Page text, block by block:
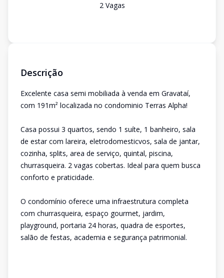
2Vagas
Descrição
Excelente casa semi mobiliada à venda em Gravataí,
com 191m² localizada no condominio Terras Alpha!
Casa possui 3 quartos, sendo 1 suíte, 1 banheiro, sala
de estar com lareira, eletrodomesticvos, sala de jantar,
cozinha, splits, area de serviço, quintal, piscina,
churrasqueira. 2 vagas cobertas. Ideal para quem busca
conforto e praticidade.
O condomínio oferece uma infraestrutura completa
com churrasqueira, espaço gourmet, jardim,
playground, portaria 24 horas, quadra de esportes,
salão de festas, academia e segurança patrimonial.